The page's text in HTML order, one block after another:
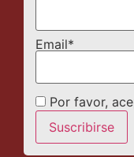
Email*
Por favor,